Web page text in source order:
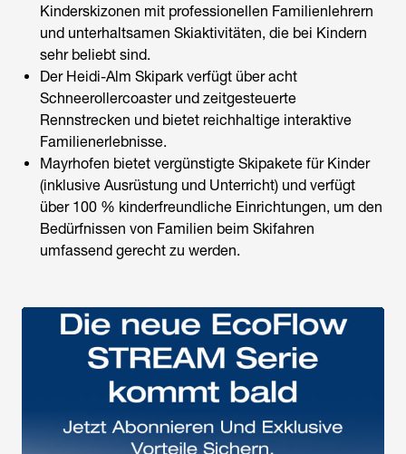
Kinderskizonen mit professionellen Familienlehrern
und unterhaltsamen Skiaktivitäten, die bei Kindern
sehr beliebt sind.
Der Heidi-Alm Skipark verfügt über acht
Schneerollercoaster und zeitgesteuerte
Rennstrecken und bietet reichhaltige interaktive
Familienerlebnisse.
Mayrhofen bietet vergünstigte Skipakete für Kinder
(inklusive Ausrüstung und Unterricht) und verfügt
über 100 % kinderfreundliche Einrichtungen, um den
Bedürfnissen von Familien beim Skifahren
umfassend gerecht zu werden.